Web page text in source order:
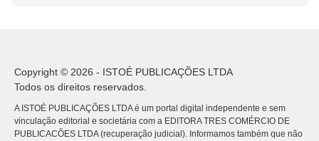
Copyright © 2026 - ISTOÉ PUBLICAÇÕES LTDA
Todos os direitos reservados.
A ISTOÉ PUBLICAÇÕES LTDA é um portal digital independente e sem
vinculação editorial e societária com a EDITORA TRES COMÉRCIO DE
PUBLICACÕES LTDA (recuperação judicial). Informamos também que não